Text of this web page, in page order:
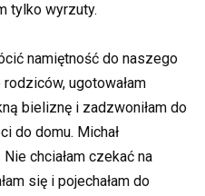
tylko wyrzuty.
namiętność do naszego
ugotowałam
bieliznę i zadzwoniłam do
do domu. Michał
chciałam czekać na
się i pojechałam do